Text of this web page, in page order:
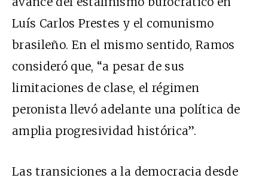
Luís Carlos Prestes y el comunismo
brasileño. En el mismo sentido, Ramos
consideró que, “a pesar de sus
limitaciones de clase, el régimen
peronista llevó adelante una política de
amplia progresividad histórica”.
Las transiciones a la democracia desde